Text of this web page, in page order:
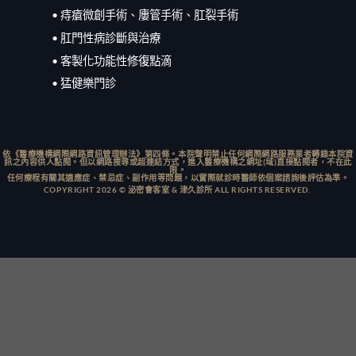
• 痔瘡微創手術、廔管手術、肛裂手術
• 肛門性病診斷與治療
• 客製化功能性修復點滴
• 猛健樂門診
依《醫療機構網際網路資訊管理辦法》第四條。本院聲明禁止任何網際網路服務業者轉錄本院資
訊之內容供人點閱。但以網路搜尋或超連結方式，進入醫療機構之網址(域)直接點閱者，不在此
限。
任何療程有關其適應症、禁忌症、副作用等問題，以實際就診時醫師依個案諮詢後評估為準。
COPYRIGHT 2026 © 泌密會客室 & 津久診所 ALL RIGHTS RESERVED.